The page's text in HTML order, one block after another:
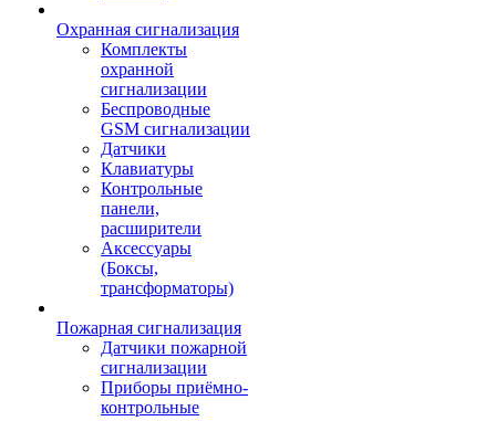
Охранная сигнализация
Комплекты
охранной
сигнализации
Беспроводные
GSM сигнализации
Датчики
Клавиатуры
Контрольные
панели,
расширители
Аксессуары
(Боксы,
трансформаторы)
Пожарная сигнализация
Датчики пожарной
сигнализации
Приборы приёмно-
контрольные